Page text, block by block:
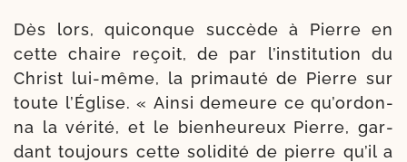
Dès lors, qui­conque suc­cède à Pierre en
cette chaire reçoit, de par l’ins­ti­tu­tion du
Christ lui-​même, la pri­mau­té de Pierre sur
toute l’Église. « Ainsi demeure ce qu’or­don­
na la véri­té, et le bien­heu­reux Pierre, gar­
dant tou­jours cette soli­di­té de pierre qu’il a